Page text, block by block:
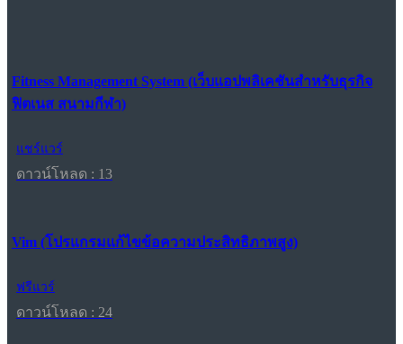
Fitness Management System (เว็บแอปพลิเคชันสำหรับธุรกิจ
ฟิตเนส สนามกีฬา)
แชร์แวร์
ดาวน์โหลด : 13
Vim (โปรแกรมแก้ไขข้อความประสิทธิภาพสูง)
ฟรีแวร์
ดาวน์โหลด : 24